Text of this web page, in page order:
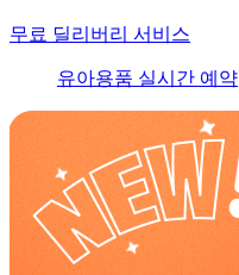
무료 딜리버리 서비스
유아용품 실시간 예약